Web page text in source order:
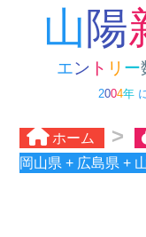
2004年
ホーム
岡山県 + 広島県 +